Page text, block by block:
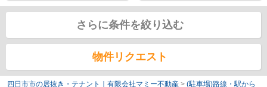
さらに条件を絞り込む
物件リクエスト
四日市市の居抜き・テナント｜有限会社マミー不動産 > (駐車場)路線・駅から